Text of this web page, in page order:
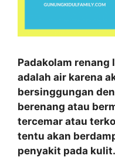
Padakolam renang
adalah air karena
bersinggungan
berenang atau
tercemar atau
tentu akan
penyakit pada